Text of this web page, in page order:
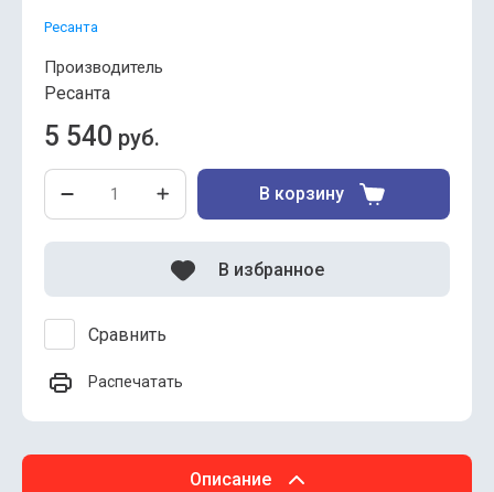
Ресанта
Производитель
Ресанта
5 540 руб.
В корзину
Сравнить
В избранное
Распечатать
Описание